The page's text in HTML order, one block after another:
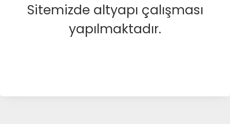
Sitemizde altyapı çalışması
yapılmaktadır.